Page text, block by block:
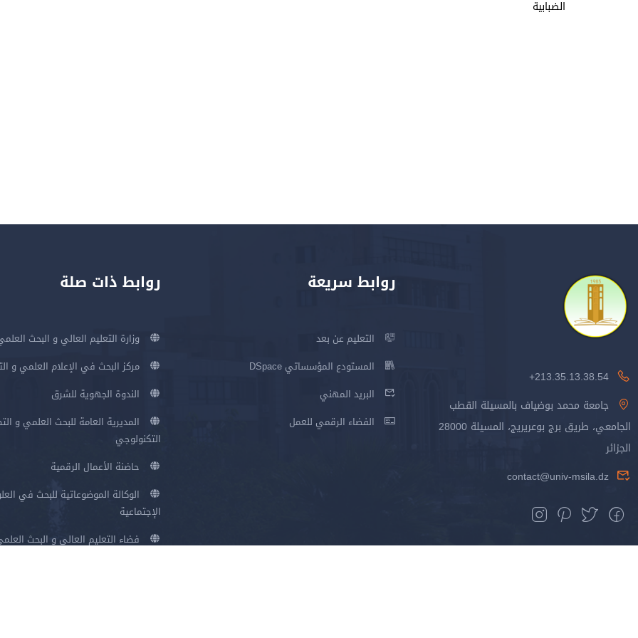
الضبابية
213.35.13.38.54+
جامعة محمد بوضياف بالمسيلة القطب
الجامعي، طريق برج بوعريريج، المسيلة 28000
الجزائر
contact@univ-msila.dz
روابط سريعة
التعليم عن بعد
المستودع المؤسساتي DSpace
البريد المهني
الفضاء الرقمي للعمل
روابط ذات صلة
وزارة التعليم العالي و البحث
مركز البحث في الإعلام العلمي و
الندوة الجهوية للشرق
المديرية العامة للبحث العلمي و
التكنولوجي
حاضنة الأعمال الرقمية
الوكالة الموضوعاتية للبحث في
الإجتماعية
فضاء التعليم العالي و البحث